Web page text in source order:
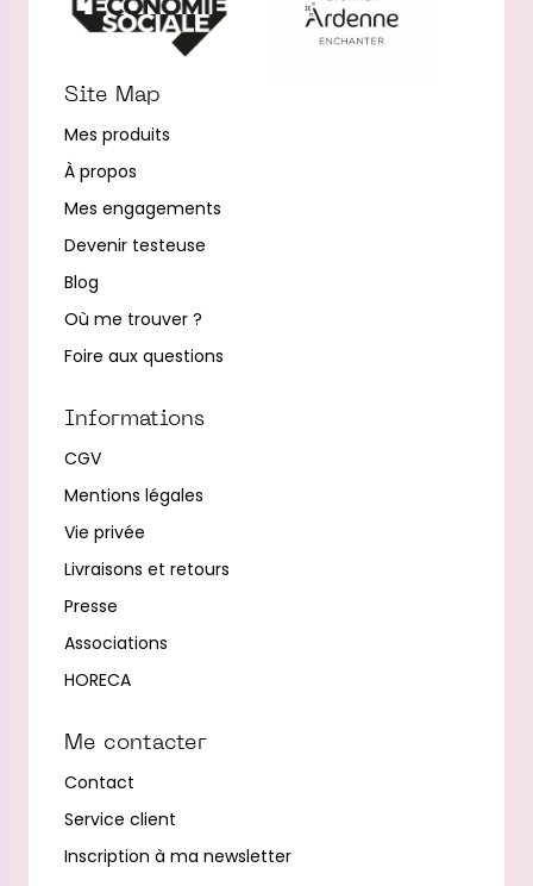
Site Map
Mes produits
À propos
Mes engagements
Devenir testeuse
Blog
Où me trouver ?
Foire aux questions
Informations
CGV
Mentions légales
Vie privée
Livraisons et retours
Presse
Associations
HORECA
Me contacter
Contact
Service client
Inscription à ma newsletter